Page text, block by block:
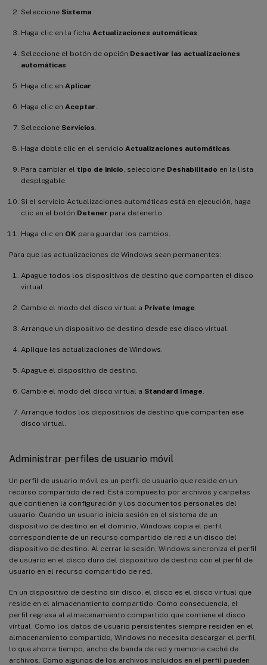
Seleccione Sistema
Haga clic en la ficha Actualizaciones automáticas
Seleccione el botón de opción Desactivar las actualizaciones
automáticas
Haga clic en Aplicar
Haga clic en Aceptar
Seleccione Servicios
Haga doble clic en el servicio Actualizaciones automáticas
Para cambiar el tipo de inicio , seleccione Deshabilitado en la lista
desplegable.
Si el servicio Actualizaciones automáticas está en ejecución, haga
clic en el botón Detener para detenerlo.
Haga clic en OK para guardar los cambios.
Para que las actualizaciones de Windows sean permanentes:
Apague todos los dispositivos de destino que comparten el disco
virtual.
Cambie el modo del disco virtual a Private Image
Arranque un dispositivo de destino desde ese disco virtual.
Aplique las actualizaciones de Windows.
Apague el dispositivo de destino.
Cambie el modo del disco virtual a Standard Image
Arranque todos los dispositivos de destino que comparten ese
disco virtual.
Administrar perfiles de usuario móvil
Un perfil de usuario móvil es un perfil de usuario que reside en un
recurso compartido de red. Está compuesto por archivos y carpetas
que contienen la configuración y los documentos personales del
usuario. Cuando un usuario inicia sesión en el sistema de un
dispositivo de destino en el dominio, Windows copia el perfil
correspondiente de un recurso compartido de red a un disco del
dispositivo de destino. Al cerrar la sesión, Windows sincroniza el perfil
de usuario en el disco duro del dispositivo de destino con el perfil de
usuario en el recurso compartido de red.
En un dispositivo de destino sin disco, el disco es el disco virtual que
reside en el almacenamiento compartido. Como consecuencia, el
perfil regresa al almacenamiento compartido que contiene el disco
virtual. Como los datos de usuario persistentes siempre residen en el
almacenamiento compartido, Windows no necesita descargar el perfil,
lo que ahorra tiempo, ancho de banda de red y memoria caché de
archivos. Como algunos de los archivos incluidos en el perfil pueden